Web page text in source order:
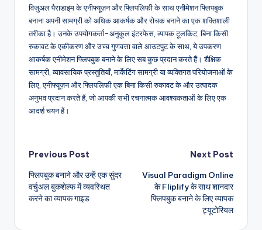
विजुअल पैराडाइम के एनीफ्यूज़न और फ्लिपलिफी के साथ एनीमेशन फ्लिपबुक
बनाना अपनी सामग्री को अधिक आकर्षक और रोचक बनाने का एक शक्तिशाली
तरीका है। उनके उपयोगकर्ता-अनुकूल इंटरफेस, व्यापक टूलकिट, बिना किसी
रुकावट के एकीकरण और उच्च गुणवत्ता वाले आउटपुट के साथ, ये उपकरण
आकर्षक एनीमेशन फ्लिपबुक बनाने के लिए सब कुछ प्रदान करते हैं। शैक्षिक
सामग्री, व्यावसायिक प्रस्तुतियाँ, मार्केटिंग सामग्री या व्यक्तिगत परियोजनाओं के
लिए, एनीफ्यूज़न और फ्लिपलिफी एक बिना किसी रुकावट के और उत्पादक
अनुभव प्रदान करते हैं, जो आपकी सभी रचनात्मक आवश्यकताओं के लिए एक
आदर्श चयन हैं।
Post
navigation
Previous Post
फ्लिपबुक बनाने और उन्हें एक सुंदर
वर्चुअल बुकशेल्फ में व्यवस्थित
करने का व्यापक गाइड
Next Post
Visual Paradigm Online
के Fliplify के साथ शानदार
फ्लिपबुक बनाने के लिए व्यापक
ट्यूटोरियल